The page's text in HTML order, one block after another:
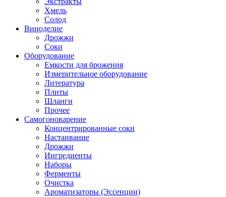
Хмель
Солод
Виноделие
Дрожжи
Соки
Оборудование
Емкости для брожения
Измерительное оборудование
Литература
Плиты
Шланги
Прочее
Самогоноварение
Концентрированные соки
Настаивание
Дрожжи
Ингредиенты
Наборы
Ферменты
Очистка
Ароматизаторы (Эссенции)